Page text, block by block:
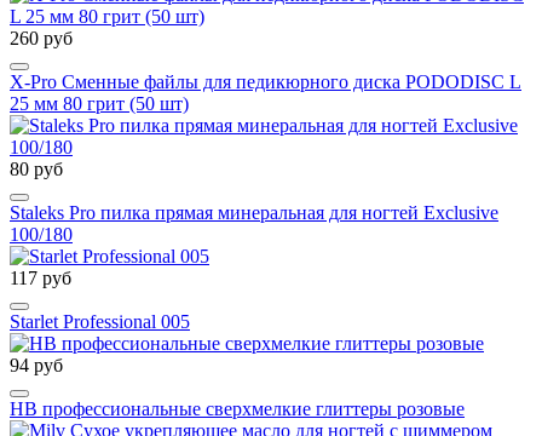
260 руб
X-Pro Сменные файлы для педикюрного диска PODODISC L
25 мм 80 грит (50 шт)
80 руб
Staleks Pro пилка прямая минеральная для ногтей Exclusive
100/180
117 руб
Starlet Professional 005
94 руб
HB профессиональные сверхмелкие глиттеры розовые